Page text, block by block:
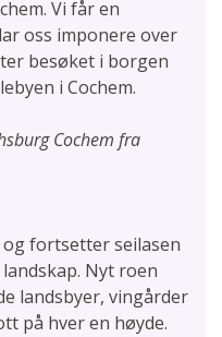
Vi får en
oss imponere over
besøket i borgen
i Cochem.
Cochem fra
fortsetter seilasen
Nyt roen
landsbyer, vingårder
på hver en høyde.